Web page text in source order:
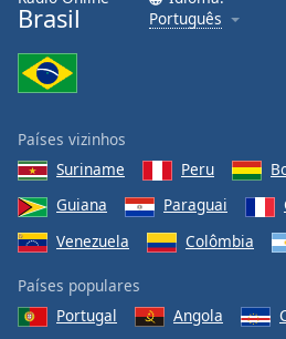
Brasil
Português
Países vizinhos
Suriname
Peru
Guiana
Paraguai
Venezuela
Colômbia
Países populares
Portugal
Angola